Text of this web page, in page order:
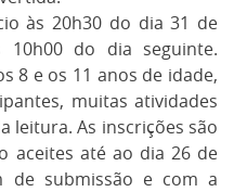
às 20h30 do dia 31 de
10h00 do dia seguinte.
8 e os 11 anos de idade,
muitas atividades
leitura. As inscrições são
aceites até ao dia 26 de
de submissão e com a